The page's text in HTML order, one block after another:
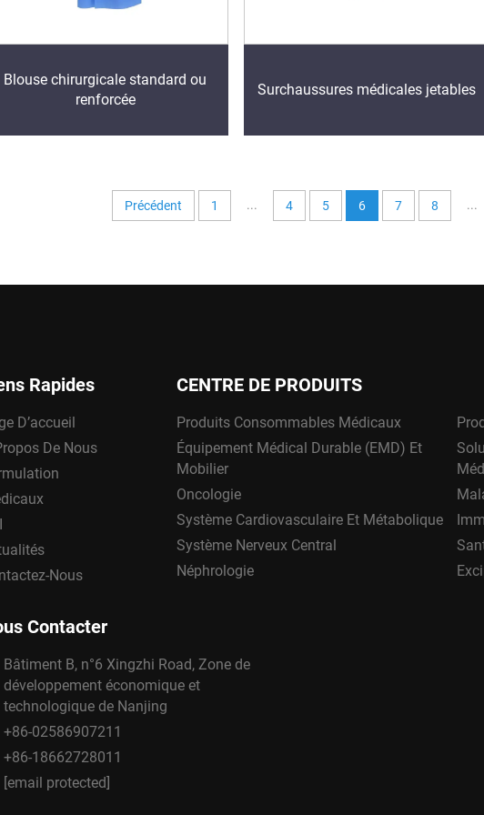
Blouse chirurgicale standard ou
renforcée
Surchaussures médicales jetables
Précédent 1 ... 4 5 6 7 8 ...
Rapides
D’accueil
De Nous
Nous
CENTRE DE PRODUITS
Produits Consommables Médicaux
Équipement Médical Durable (EMD) Et
Mobilier
Oncologie
Système Cardiovasculaire Et Métabolique
Système Nerveux Central
Néphrologie
Contacter
Bâtiment B, n°6 Xingzhi Road, Zone de
développement économique et
technologique de Nanjing
+86-02586907211
+86-18662728011
[email protected]